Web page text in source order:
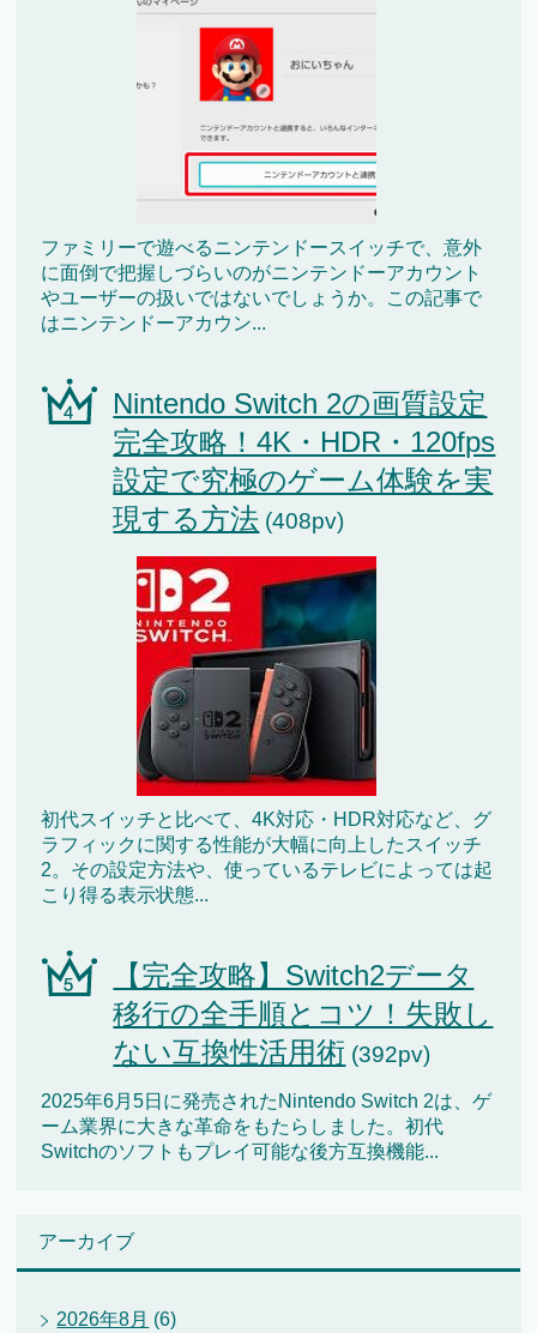
ファミリーで遊べるニンテンドースイッチで、意外
に面倒で把握しづらいのがニンテンドーアカウント
やユーザーの扱いではないでしょうか。この記事で
はニンテンドーアカウン...
Nintendo Switch 2の画質設定
完全攻略！4K・HDR・120fps
設定で究極のゲーム体験を実
現する方法 (408pv)
初代スイッチと比べて、4K対応・HDR対応など、グ
ラフィックに関する性能が大幅に向上したスイッチ
2。その設定方法や、使っているテレビによっては起
こり得る表示状態...
【完全攻略】Switch2データ
移行の全手順とコツ！失敗し
ない互換性活用術 (392pv)
2025年6月5日に発売されたNintendo Switch 2は、ゲ
ーム業界に大きな革命をもたらしました。初代
Switchのソフトもプレイ可能な後方互換機能...
アーカイブ
2026年8月 (6)